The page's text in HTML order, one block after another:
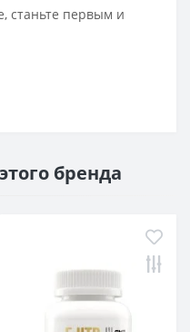
станьте первым и
бренда